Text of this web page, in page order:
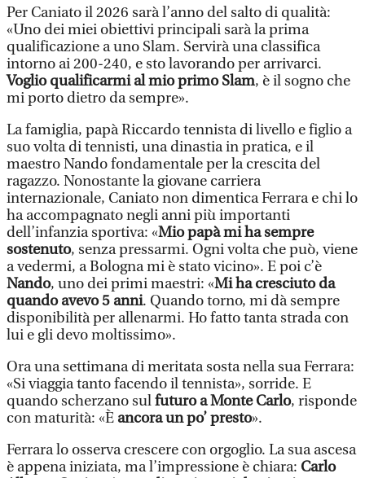
Per Caniato il 2026 sarà l’anno del salto di qualità:
«Uno dei miei obiettivi principali sarà la prima
qualificazione a uno Slam. Servirà una classifica
intorno ai 200-240, e sto lavorando per arrivarci.
Voglio qualificarmi al mio primo Slam, è il sogno che
mi porto dietro da sempre».
La famiglia, papà Riccardo tennista di livello e figlio a
suo volta di tennisti, una dinastia in pratica, e il
maestro Nando fondamentale per la crescita del
ragazzo. Nonostante la giovane carriera
internazionale, Caniato non dimentica Ferrara e chi lo
ha accompagnato negli anni più importanti
dell’infanzia sportiva: «Mio papà mi ha sempre
sostenuto, senza pressarmi. Ogni volta che può, viene
a vedermi, a Bologna mi è stato vicino». E poi c’è
Nando, uno dei primi maestri: «Mi ha cresciuto da
quando avevo 5 anni. Quando torno, mi dà sempre
disponibilità per allenarmi. Ho fatto tanta strada con
lui e gli devo moltissimo».
Ora una settimana di meritata sosta nella sua Ferrara:
«Si viaggia tanto facendo il tennista», sorride. E
quando scherzano sulfuturo a Monte Carlo, risponde
con maturità: «È ancora un po’ presto».
Ferrara lo osserva crescere con orgoglio. La sua ascesa
è appena iniziata, ma l’impressione è chiara: Carlo